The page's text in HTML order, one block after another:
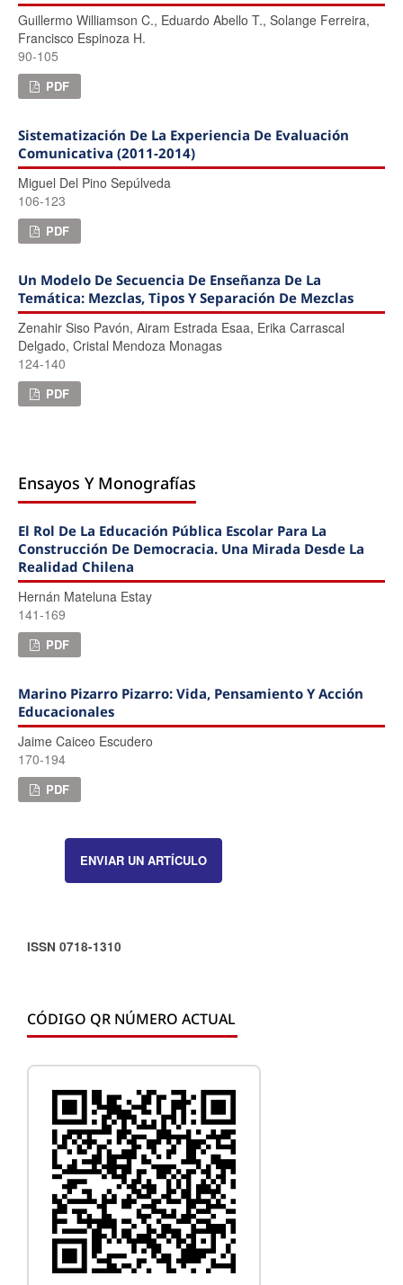
Guillermo Williamson C., Eduardo Abello T., Solange Ferreira,
Francisco Espinoza H.
90-105
PDF
Sistematización De La Experiencia De Evaluación
Comunicativa (2011-2014)
Miguel Del Pino Sepúlveda
106-123
PDF
Un Modelo De Secuencia De Enseñanza De La
Temática: Mezclas, Tipos Y Separación De Mezclas
Zenahir Siso Pavón, Airam Estrada Esaa, Erika Carrascal
Delgado, Cristal Mendoza Monagas
124-140
PDF
Ensayos Y Monografías
El Rol De La Educación Pública Escolar Para La
Construcción De Democracia. Una Mirada Desde La
Realidad Chilena
Hernán Mateluna Estay
141-169
PDF
Marino Pizarro Pizarro: Vida, Pensamiento Y Acción
Educacionales
Jaime Caiceo Escudero
170-194
PDF
ENVIAR UN ARTÍCULO
ISSN 0718-1310
CÓDIGO QR NÚMERO ACTUAL